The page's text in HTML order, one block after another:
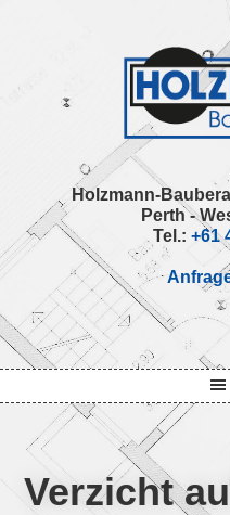
navigation
Holzmann-
Perth -
Tel.: +61
Verzicht